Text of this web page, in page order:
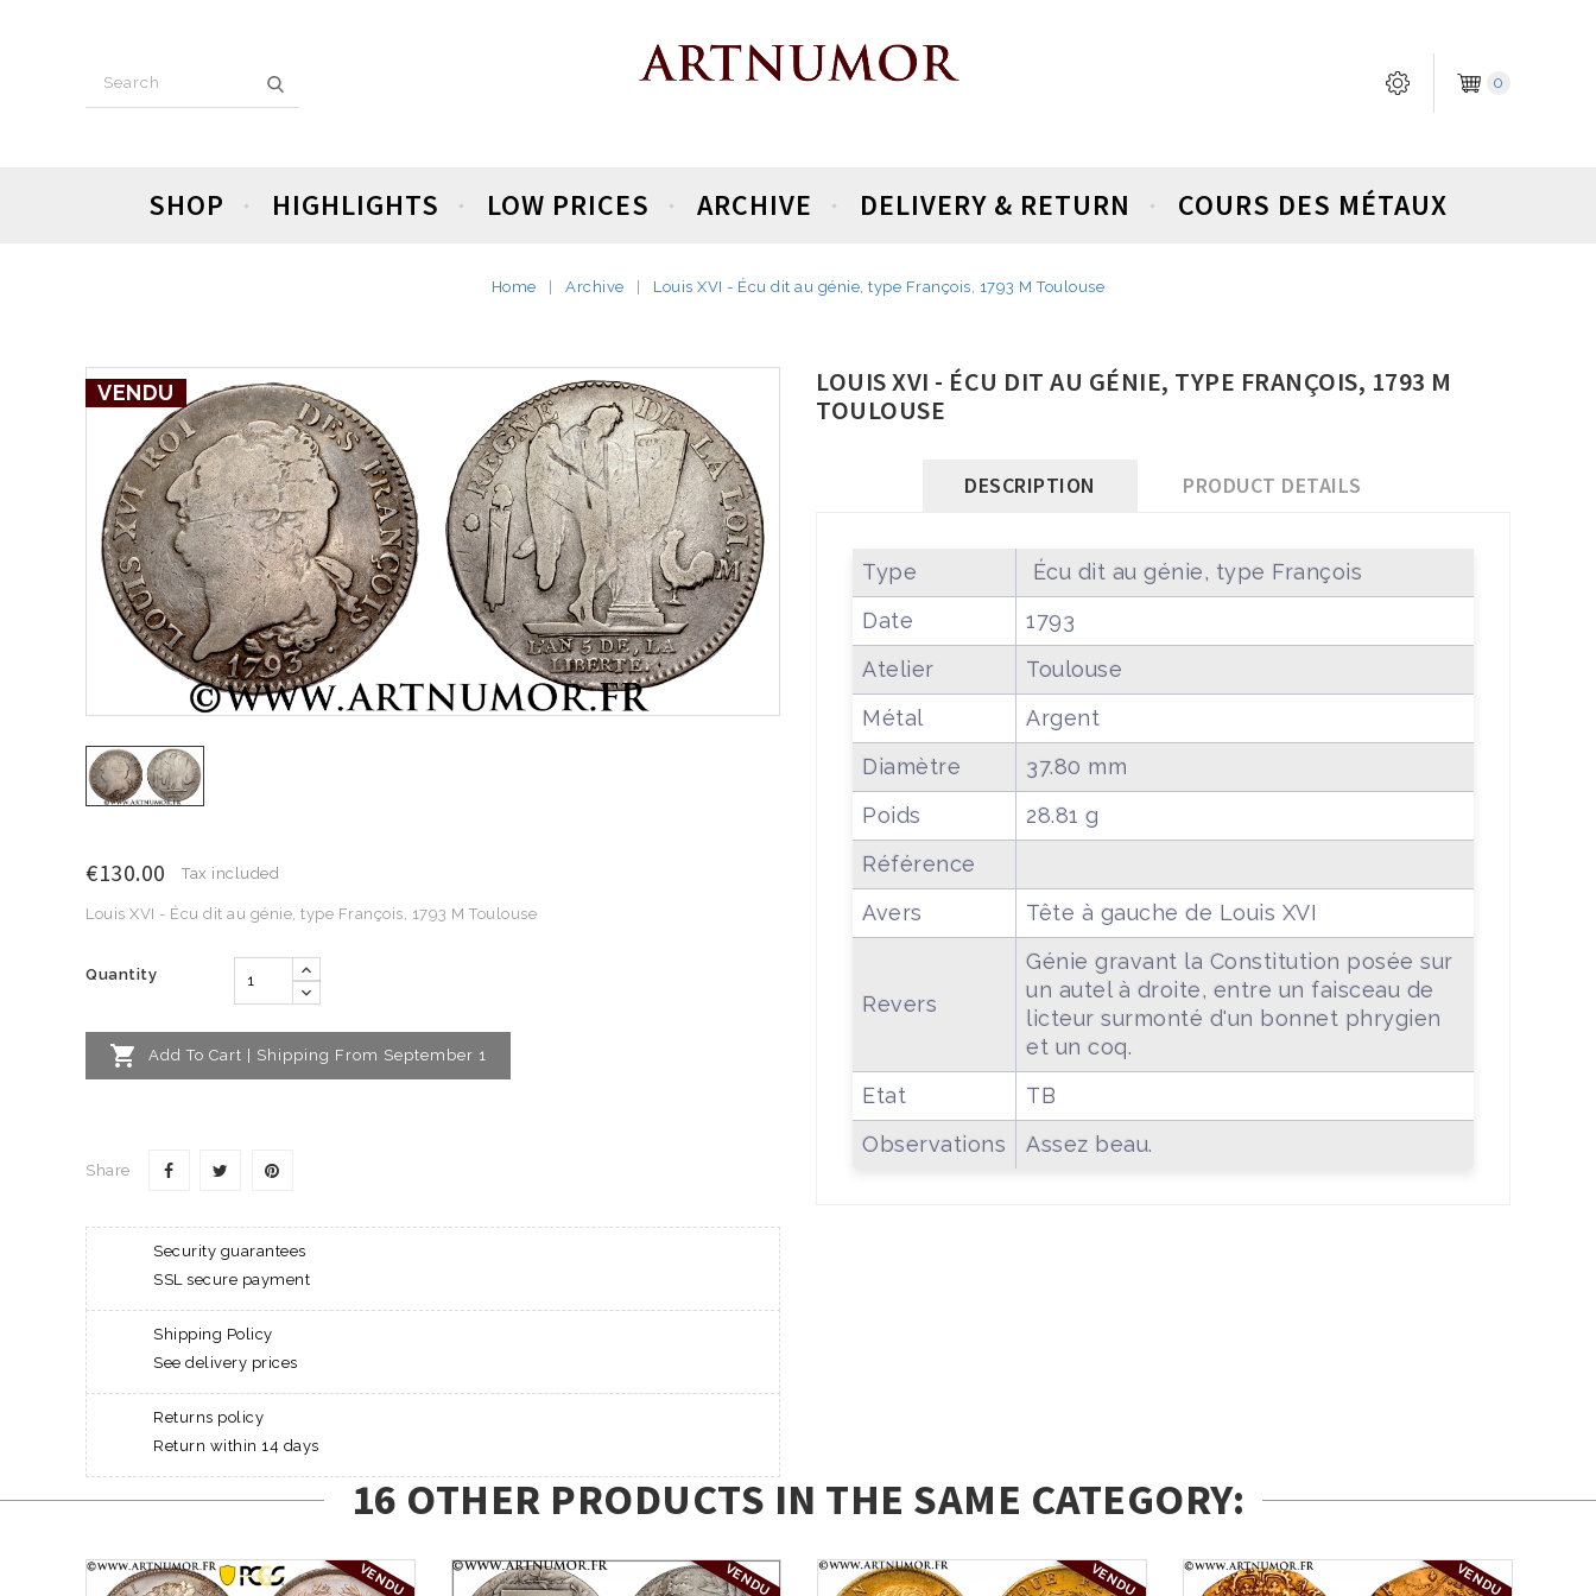
0
SHOP HIGHLIGHTS LOW PRICES ARCHIVE DELIVERY & RETURN COURS DES MÉTAUX
Home Archive Louis XVI - Écu dit au génie, type François, 1793 M Toulouse
VENDU
€130.00 Tax included
Louis XVI - Écu dit au génie, type François, 1793 M Toulouse
Quantity
 Add To Cart | Shipping From September 1
Share
Security guarantees
SSL secure payment
Shipping Policy
See delivery prices
Returns policy
Return within 14 days
LOUIS XVI - ÉCU DIT AU GÉNIE, TYPE FRANÇOIS, 1793 M
TOULOUSE
DESCRIPTION PRODUCT DETAILS
Type
Écu dit au génie, type François
Date
1793
Atelier
Toulouse
Métal
Argent
Diamètre
37.80 mm
Poids
28.81 g
Référence
Avers
Tête à gauche de Louis XVI
Revers
Génie gravant la Constitution posée sur
un autel à droite, entre un faisceau de
licteur surmonté d'un bonnet phrygien
et un coq.
Etat
TB
Observations
Assez beau.
16 OTHER PRODUCTS IN THE SAME CATEGORY:
VENDU VENDU VENDU VENDU